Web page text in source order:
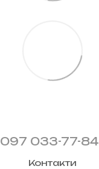
097 033-77-84
Контакти